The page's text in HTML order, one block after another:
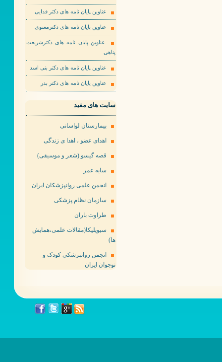
عناوین پایان نامه های دکتر فدایی
عناوین پایان نامه های دکترمعنوی
عناوین پایان نامه های دکترشریعت
پناهی
عناوین پایان نامه های دکتر بنی اسد
عناوین پایان نامه های دکتر بدر
سایت های مفید
بیمارستان لواسانی
اهدای عضو ، اهدا ی زندگی
قصه گیسو (شعر و موسیقی)
سایه عمر
انجمن علمی روانپزشکان ایران
سازمان نظام پزشکی
طراوت باران
سیویلیکا(مقالات علمی،همایش
ها)
انجمن روانپزشکی کودک و
نوجوان ایران